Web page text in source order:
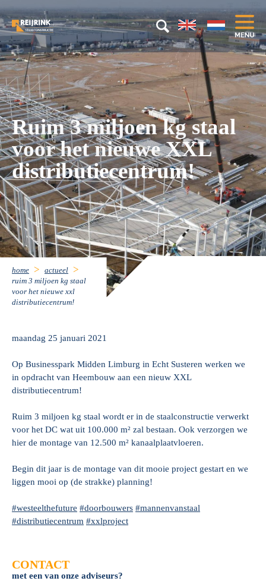
Ruim 3 miljoen kg staal
voor het nieuwe XXL
distributiecentrum!
home
actueel
ruim 3 miljoen kg staal
voor het nieuwe xxl
distributiecentrum!
maandag 25 januari 2021
Op Businesspark Midden Limburg in Echt Susteren werken we
in opdracht van Heembouw aan een nieuw XXL
distributiecentrum!
Ruim 3 miljoen kg staal wordt er in de staalconstructie verwerkt
voor het DC wat uit 100.000 m² zal bestaan. Ook verzorgen we
hier de montage van 12.500 m² kanaalplaatvloeren.
Begin dit jaar is de montage van dit mooie project gestart en we
liggen mooi op (de strakke) planning!
#westeelthefuture #doorbouwers #mannenvanstaal
#distributiecentrum #xxlproject
CONTACT
met een van onze adviseurs?